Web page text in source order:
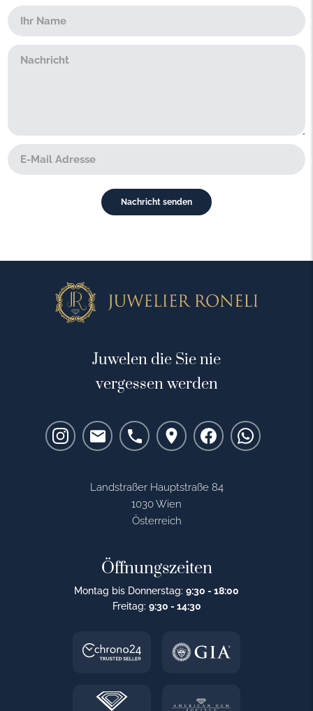
Juwelen die Sie nie
vergessen werden
Landstraßer Hauptstraße 84
1030 Wien
Österreich
Öffnungszeiten
Montag bis Donnerstag: 9:30 - 18:00
Freitag: 9:30 - 14:30